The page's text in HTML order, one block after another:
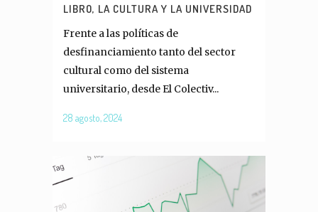
LIBRO, LA CULTURA Y LA UNIVERSIDAD
Frente a las políticas de
desfinanciamiento tanto del sector
cultural como del sistema
universitario, desde El Colectiv...
28 agosto, 2024